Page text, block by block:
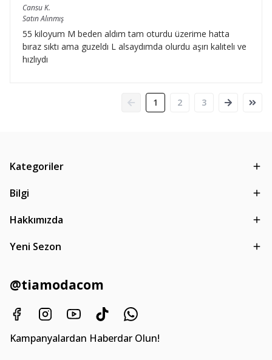
CansuK.
Satın Alınmış
55 kiloyum M beden aldım tam oturdu üzerime hatta
bıraz sıktı ama guzeldı L alsaydımda olurdu aşırı kalıtelı ve
hızlıydı
1 2 3
Kategoriler
Bilgi
Hakkımızda
Yeni Sezon
@tiamodacom
Kampanyalardan Haberdar Olun!